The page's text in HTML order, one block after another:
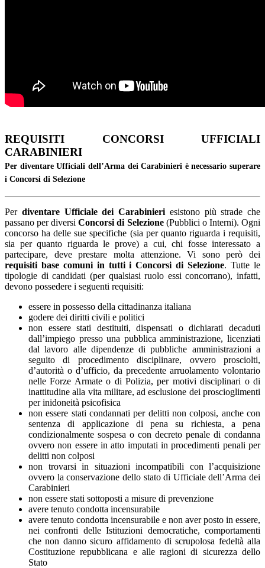
REQUISITI CONCORSI UFFICIALI
CARABINIERI
Per diventare Ufficiali dell’Arma dei Carabinieri è necessario superare
i Concorsi di Selezione
Per diventare Ufficiale dei Carabinieri esistono più strade che
passano per diversiConcorsi di Selezione(Pubblici o Interni). Ogni
concorso ha delle sue specifiche (sia per quanto riguarda i requisiti,
sia per quanto riguarda le prove) a cui, chi fosse interessato a
partecipare, deve prestare molta attenzione. Vi sono però dei
requisiti base comuni in tutti i Concorsi di Selezione. Tutte le
tipologie di candidati (per qualsiasi ruolo essi concorrano), infatti,
devono possedere i seguenti requisiti:
essere in possesso della cittadinanza italiana
godere dei diritti civili e politici
non essere stati destituiti, dispensati o dichiarati decaduti
dall’impiego presso una pubblica amministrazione, licenziati
dal lavoro alle dipendenze di pubbliche amministrazioni a
seguito di procedimento disciplinare, ovvero prosciolti,
d’autorità o d’ufficio, da precedente arruolamento volontario
nelle Forze Armate o di Polizia, per motivi disciplinari o di
inattitudine alla vita militare, ad esclusione dei proscioglimenti
per inidoneità psicofisica
non essere stati condannati per delitti non colposi, anche con
sentenza di applicazione di pena su richiesta, a pena
condizionalmente sospesa o con decreto penale di condanna
ovvero non essere in atto imputati in procedimenti penali per
delitti non colposi
non trovarsi in situazioni incompatibili con l’acquisizione
ovvero la conservazione dello stato di Ufficiale dell’Arma dei
Carabinieri
non essere stati sottoposti a misure di prevenzione
avere tenuto condotta incensurabile
avere tenuto condotta incensurabile e non aver posto in essere,
nei confronti delle Istituzioni democratiche, comportamenti
che non danno sicuro affidamento di scrupolosa fedeltà alla
Costituzione repubblicana e alle ragioni di sicurezza dello
Stato